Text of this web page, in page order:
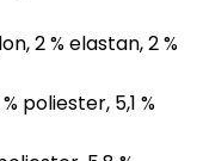
2 % elastan, 2 %
poliester, 5,1 %